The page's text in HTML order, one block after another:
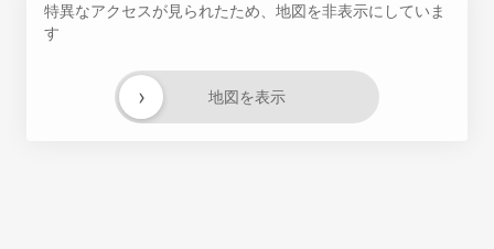
特異なアクセスが見られたため、地図を非表示にしていま
す
地図を表示
›